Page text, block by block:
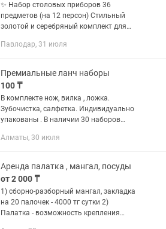
✨ Набор столовых приборов 36
предметов (на 12 персон) Стильный
золотой и серебряный комплект для
вилки, чайные ложки — по 12 шт ✔
Павлодар, 31 июля
Премиальные ланч наборы
100 ₸
В комплекте нож, вилка , ложка.
Зубочистка, салфетка. Индивидуально
упакованы . В наличии 30 наборов
Алматы, 30 июля
Аренда палатка , мангал, посуды
от 2 000 ₸
1) сборно-разборный мангал, закладка
на 20 палочек - 4000 тг сутки 2)
Палатка - возможность крепления